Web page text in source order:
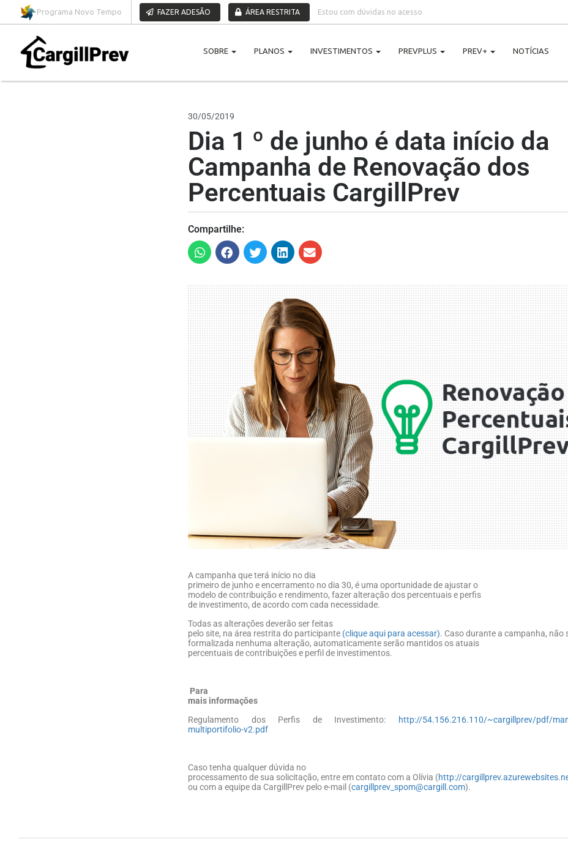
Pular para o conteúdo
Programa Novo Tempo FAZER ADESÃO ÁREA RESTRITA Estou com dúvidas no acesso
SOBRE PLANOS INVESTIMENTOS PREVPLUS PREV+ NOTÍCIAS
30/05/2019
Dia 1 º de junho é data início da
Campanha de Renovação dos
Percentuais CargillPrev
Compartilhe:
A campanha que terá início no dia
primeiro de junho e encerramento no dia 30, é uma oportunidade de ajustar o
modelo de contribuição e rendimento, fazer alteração dos percentuais e perfis
de investimento, de acordo com cada necessidade.
Todas as alterações deverão ser feitas
pelo site, na área restrita do participante (clique aqui para acessar). Caso durante a campanha, não
formalizada nenhuma alteração, automaticamente serão mantidos os atuais
percentuais de contribuições e perfil de investimentos.
Para
mais informações
Regulamento dos Perfis de Investimento:
http://54.156.216.110/~cargillprev/pdf/
multiportifolio-v2.pdf
Caso tenha qualquer dúvida no
processamento de sua solicitação, entre em contato com a Olívia (http://
ou com a equipe da CargillPrev pelo e-mail (cargillprev_spom@cargill.com).